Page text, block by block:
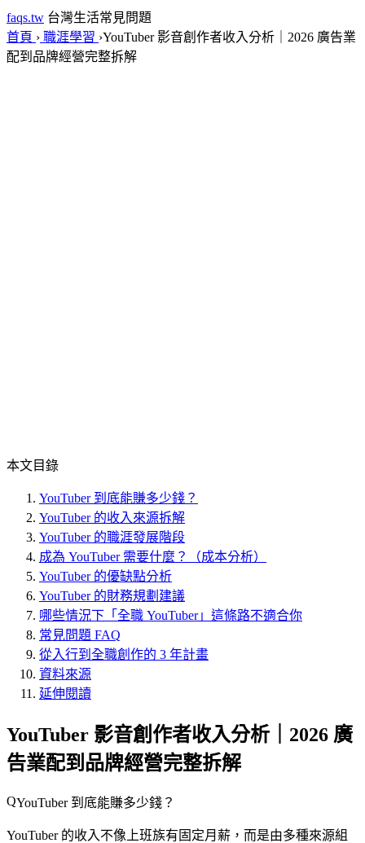
faqs.tw 台灣生活常見問題
首頁 › 職涯學習 ›YouTuber 影音創作者收入分析｜2026 廣告業
配到品牌經營完整拆解
本文目錄
YouTuber 到底能賺多少錢？
YouTuber 的收入來源拆解
YouTuber 的職涯發展階段
成為 YouTuber 需要什麼？（成本分析）
YouTuber 的優缺點分析
YouTuber 的財務規劃建議
哪些情況下「全職 YouTuber」這條路不適合你
常見問題 FAQ
從入行到全職創作的 3 年計畫
資料來源
延伸閱讀
YouTuber 影音創作者收入分析｜2026 廣
告業配到品牌經營完整拆解
YouTuber 到底能賺多少錢？
YouTuber 的收入不像上班族有固定月薪，而是由多種來源組